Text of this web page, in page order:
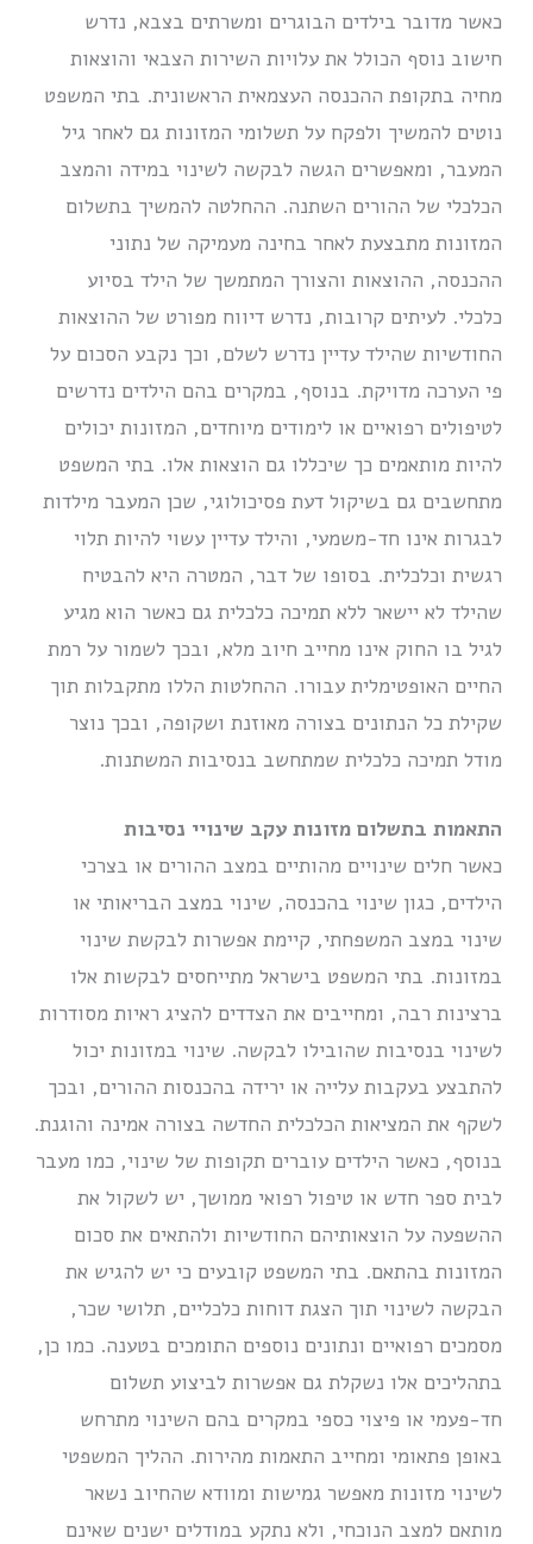
כאשר מדובר בילדים הבוגרים ומשרתים בצבא, נדרש
חישוב נוסף הכולל את עלויות השירות הצבאי והוצאות
מחיה בתקופת ההכנסה העצמאית הראשונית. בתי המשפט
נוטים להמשיך ולפקח על תשלומי המזונות גם לאחר גיל
המעבר, ומאפשרים הגשה לבקשה לשינוי במידה והמצב
הכלכלי של ההורים השתנה. ההחלטה להמשיך בתשלום
המזונות מתבצעת לאחר בחינה מעמיקה של נתוני
ההכנסה, ההוצאות והצורך המתמשך של הילד בסיוע
כלכלי. לעיתים קרובות, נדרש דיווח מפורט של ההוצאות
החודשיות שהילד עדיין נדרש לשלם, וכך נקבע הסכום על
פי הערכה מדויקת. בנוסף, במקרים בהם הילדים נדרשים
לטיפולים רפואיים או לימודים מיוחדים, המזונות יכולים
להיות מותאמים כך שיכללו גם הוצאות אלו. בתי המשפט
מתחשבים גם בשיקול דעת פסיכולוגי, שכן המעבר מילדות
לבגרות אינו חד-משמעי, והילד עדיין עשוי להיות תלוי
רגשית וכלכלית. בסופו של דבר, המטרה היא להבטיח
שהילד לא יישאר ללא תמיכה כלכלית גם כאשר הוא מגיע
לגיל בו החוק אינו מחייב חיוב מלא, ובכך לשמור על רמת
החיים האופטימלית עבורו. ההחלטות הללו מתקבלות תוך
שקילת כל הנתונים בצורה מאוזנת ושקופה, ובכך נוצר
מודל תמיכה כלכלית שמתחשב בנסיבות המשתנות.
התאמות בתשלום מזונות עקב שינויי נסיבות
כאשר חלים שינויים מהותיים במצב ההורים או בצרכי
הילדים, כגון שינוי בהכנסה, שינוי במצב הבריאותי או
שינוי במצב המשפחתי, קיימת אפשרות לבקשת שינוי
במזונות. בתי המשפט בישראל מתייחסים לבקשות אלו
ברצינות רבה, ומחייבים את הצדדים להציג ראיות מסודרות
לשינוי בנסיבות שהובילו לבקשה. שינוי במזונות יכול
להתבצע בעקבות עלייה או ירידה בהכנסות ההורים, ובכך
לשקף את המציאות הכלכלית החדשה בצורה אמינה והוגנת.
בנוסף, כאשר הילדים עוברים תקופות של שינוי, כמו מעבר
לבית ספר חדש או טיפול רפואי ממושך, יש לשקול את
ההשפעה על הוצאותיהם החודשיות ולהתאים את סכום
המזונות בהתאם. בתי המשפט קובעים כי יש להגיש את
הבקשה לשינוי תוך הצגת דוחות כלכליים, תלושי שכר,
מסמכים רפואיים ונתונים נוספים התומכים בטענה. כמו כן,
בתהליכים אלו נשקלת גם אפשרות לביצוע תשלום
חד-פעמי או פיצוי כספי במקרים בהם השינוי מתרחש
באופן פתאומי ומחייב התאמות מהירות. ההליך המשפטי
לשינוי מזונות מאפשר גמישות ומוודא שהחיוב נשאר
מותאם למצב הנוכחי, ולא נתקע במודלים ישנים שאינם